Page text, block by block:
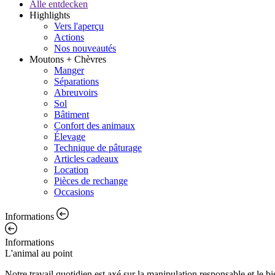
Alle entdecken
Highlights
Vers l'aperçu
Actions
Nos nouveautés
Moutons + Chèvres
Manger
Séparations
Abreuvoirs
Sol
Bâtiment
Confort des animaux
Élevage
Technique de pâturage
Articles cadeaux
Location
Pièces de rechange
Occasions
Informations
Informations
L'animal au point